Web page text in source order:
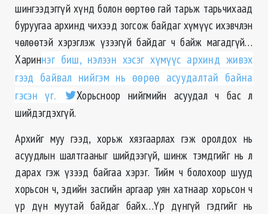
шингээдэггүй хүнд болон өөртөө гай тарьж тарьчихаад
буруугаа архинд чихээд зогсож байдаг хүмүүс ихэвчлэн
чөлөөтэй хэрэглэж үзээгүй байдаг ч байж магадгүй…
Хариннэг биш, нэлээн хэсэг хүмүүс архинд живэх
гээд байвал нийгэм нь өөрөө асуудалтай байна
гэсэн үг.
Хорьсноор нийгмийн асуудал ч бас л
шийдэгдэхгүй.
Архийг муу гээд, хорьж хязгаарлах гэж оролдох нь
асуудлын шалтгааныг шийдээгүй, шинж тэмдгийг нь л
дарах гэж үзээд байгаа хэрэг. Тийм ч болохоор шууд
хорьсон ч, эдийн засгийн аргаар уян хатнаар хорьсон ч
үр дүн муутай байдаг байх…Үр дүнгүй гэдгийг нь